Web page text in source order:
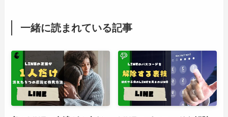
一緒に読まれている記事